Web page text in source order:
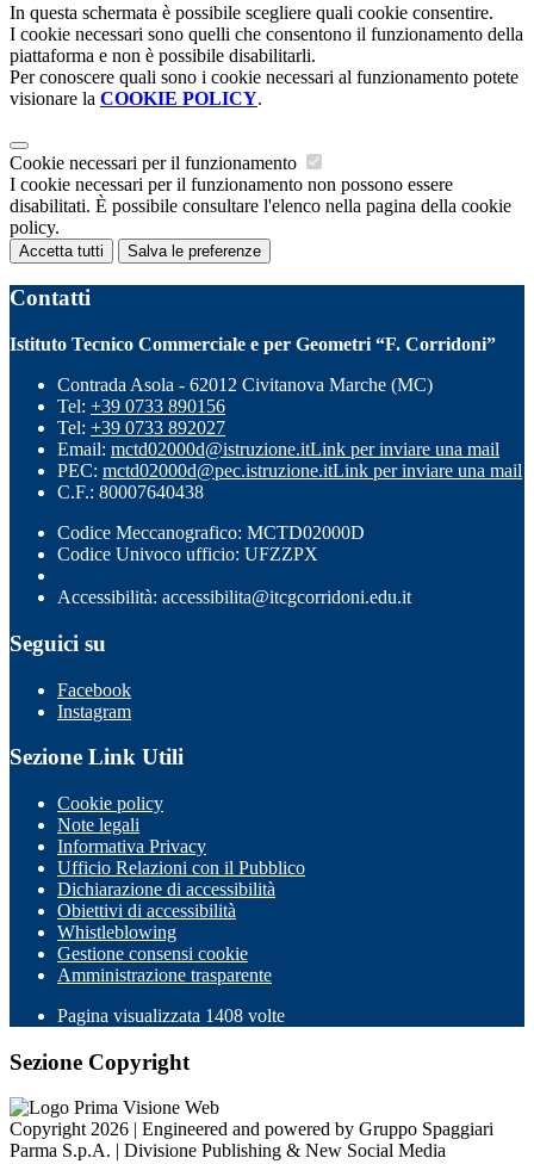
In questa schermata è possibile scegliere quali cookie consentire.
I cookie necessari sono quelli che consentono il funzionamento della
piattaforma e non è possibile disabilitarli.
Per conoscere quali sono i cookie necessari al funzionamento potete
visionare la COOKIE POLICY.
Cookie necessari per il funzionamento
I cookie necessari per il funzionamento non possono essere
disabilitati. È possibile consultare l'elenco nella pagina della cookie
policy.
Accetta tutti Salva le preferenze
Contatti
Istituto Tecnico Commerciale e per Geometri “F. Corridoni”
Contrada Asola - 62012 Civitanova Marche (MC)
Tel: +39 0733 890156
Tel: +39 0733 892027
Email: mctd02000d@istruzione.itLink per inviare una mail
PEC: mctd02000d@pec.istruzione.itLink per inviare una mail
C.F.: 80007640438
Codice Meccanografico: MCTD02000D
Codice Univoco ufficio: UFZZPX
Accessibilità: accessibilita@itcgcorridoni.edu.it
Seguici su
Facebook
Instagram
Sezione Link Utili
Cookie policy
Note legali
Informativa Privacy
Ufficio Relazioni con il Pubblico
Dichiarazione di accessibilità
Obiettivi di accessibilità
Whistleblowing
Gestione consensi cookie
Amministrazione trasparente
Pagina visualizzata 1408 volte
Sezione Copyright
Copyright 2026 | Engineered and powered by Gruppo Spaggiari
Parma S.p.A. | Divisione Publishing & New Social Media